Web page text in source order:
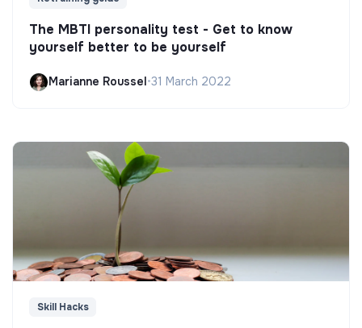
The MBTI personality test - Get to know
yourself better to be yourself
Marianne Roussel•31 March 2022
Skill Hacks